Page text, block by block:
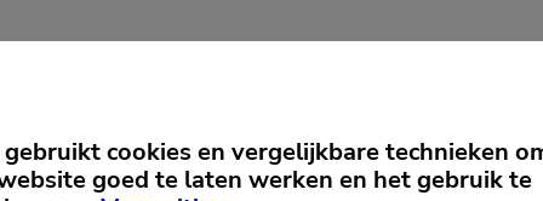
Cookievoorkeuren
gebruikt cookies en vergelijkbare technieken
goed te laten werken en het gebruik te